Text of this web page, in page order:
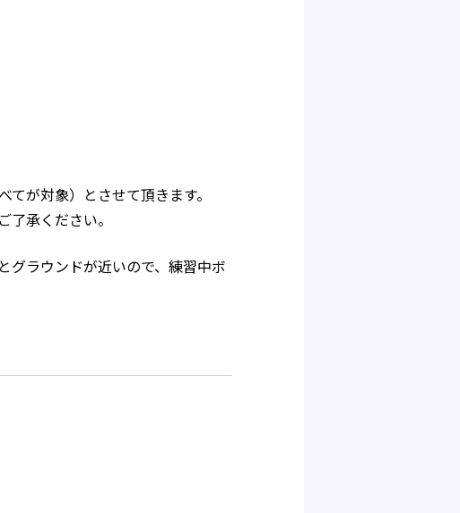
が対象）とさせて頂きます。
承ください。
グラウンドが近いので、練習中ボ